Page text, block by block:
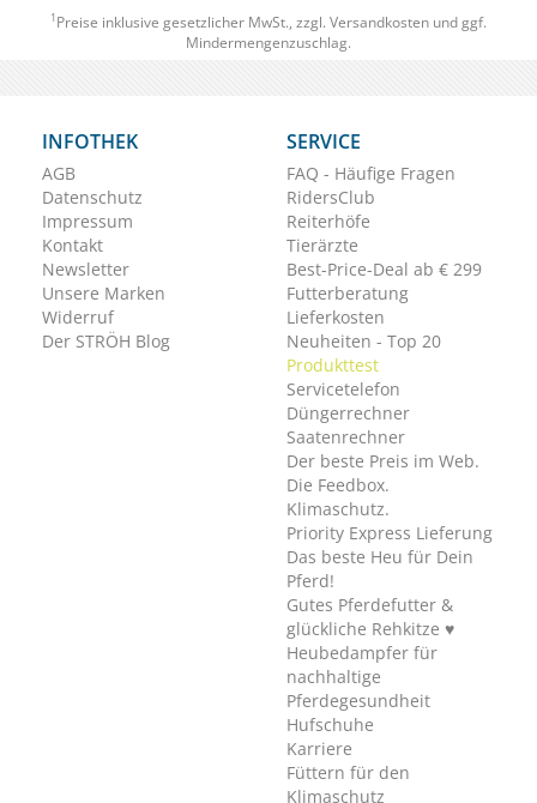
1 Preise inklusive gesetzlicher MwSt., zzgl. Versandkosten und ggf.
Mindermengenzuschlag.
INFOTHEK
AGB
Datenschutz
Impressum
Kontakt
Newsletter
Unsere Marken
Widerruf
Der STRÖH Blog
SERVICE
FAQ - Häufige Fragen
RidersClub
Reiterhöfe
Tierärzte
Best-Price-Deal ab € 299
Futterberatung
Lieferkosten
Neuheiten - Top 20
Produkttest
Servicetelefon
Düngerrechner
Saatenrechner
Der beste Preis im Web.
Die Feedbox.
Klimaschutz.
Priority Express Lieferung
Das beste Heu für Dein
Pferd!
Gutes Pferdefutter &
glückliche Rehkitze ♥
Heubedampfer für
nachhaltige
Pferdegesundheit
Hufschuhe
Karriere
Füttern für den
Klimaschutz